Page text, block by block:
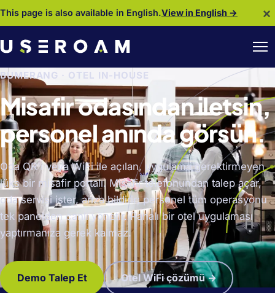
This page is also available in English.View in English → ×
BUMERANG · OTEL IN-HOUSE
Misafir odasından iletsin,
personel anında görsün.
Oda QR'ı veya WiFi ile açılan, uygulama gerektirmeyen
lüks bir misafir portalı. Misafir telefonundan talep açar,
oda servisi ister, arıza bildirir; personel tüm operasyonu
tek panelden canlı yönetir. Pahalı bir otel uygulaması
yaptırmanıza gerek kalmaz.
Demo Talep Et Otel WiFi çözümü →